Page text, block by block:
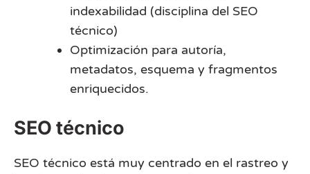
indexabilidad (disciplina del SEO
técnico)
Optimización para autoría,
metadatos, esquema y fragmentos
enriquecidos.
SEO técnico
SEO técnico está muy centrado en el rastreo y